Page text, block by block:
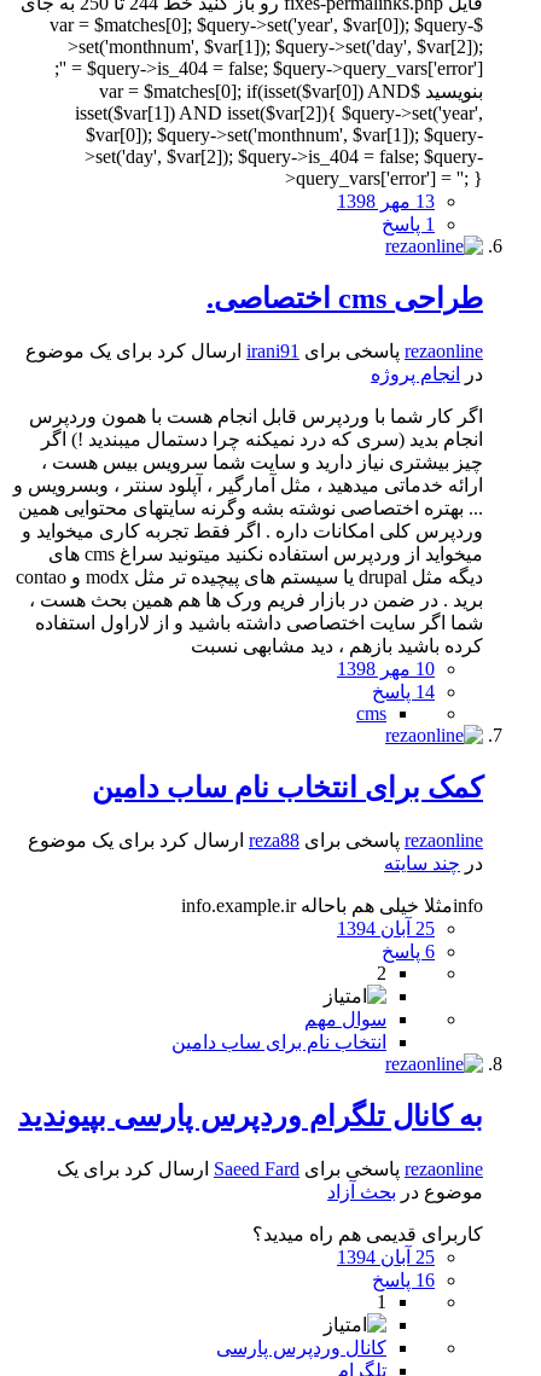
$var = $matches[0]; $query->set('year', $var[0]); $query-
>set('monthnum', $var[1]); $query->set('day', $var[2]);
$query->is_404 = false; $query->query_vars['error'] = '';
بنویسید $var = $matches[0]; if(isset($var[0]) AND
isset($var[1]) AND isset($var[2]){ $query->set('year',
$var[0]); $query->set('monthnum', $var[1]); $query-
>set('day', $var[2]); $query->is_404 = false; $query-
>query_vars['error'] = ''; }
13 مهر 1398
1 پاسخ
طراحی cms اختصاصی.
rezaonline پاسخی برای irani91 ارسال کرد برای یک موضوع
در
انجام پروژه
اگر کار شما با وردپرس قابل انجام هست با همون وردپرس
انجام بدید (سری که درد نمیکنه چرا دستمال میبندید !) اگر
چیز بیشتری نیاز دارید و سایت شما سرویس بیس هست ،
ارائه خدماتی میدهید ، مثل آمارگیر ، آپلود سنتر ، وبسرویس و
... بهتره اختصاصی نوشته بشه وگرنه سایتهای محتوایی همین
وردپرس کلی امکانات داره . اگر فقط تجربه کاری میخواید و
میخواید از وردپرس استفاده نکنید میتونید سراغ cms های
دیگه مثل drupal یا سیستم های پیچیده تر مثل modx و contao
برید . در ضمن در بازار فریم ورک ها هم همین بحث هست ،
شما اگر سایت اختصاصی داشته باشید و از لاراول استفاده
کرده باشید بازهم ، دید مشابهی نسبت
10 مهر 1398
14 پاسخ
cms
کمک برای انتخاب نام ساب دامین
rezaonline پاسخی برای reza88 ارسال کرد برای یک موضوع
در چند سایته
infoمثلا خیلی هم باحاله info.example.ir
25 آبان 1394
6 پاسخ
2
سوال مهم
انتخاب نام برای ساب دامین
به کانال تلگرام وردپرس پارسی بپیوندید
rezaonline پاسخی برای Saeed Fard ارسال کرد برای یک
موضوع در بحث آزاد
کاربرای قدیمی هم راه میدید؟
25 آبان 1394
16 پاسخ
1
کانال وردپرس پارسی
تلگرام